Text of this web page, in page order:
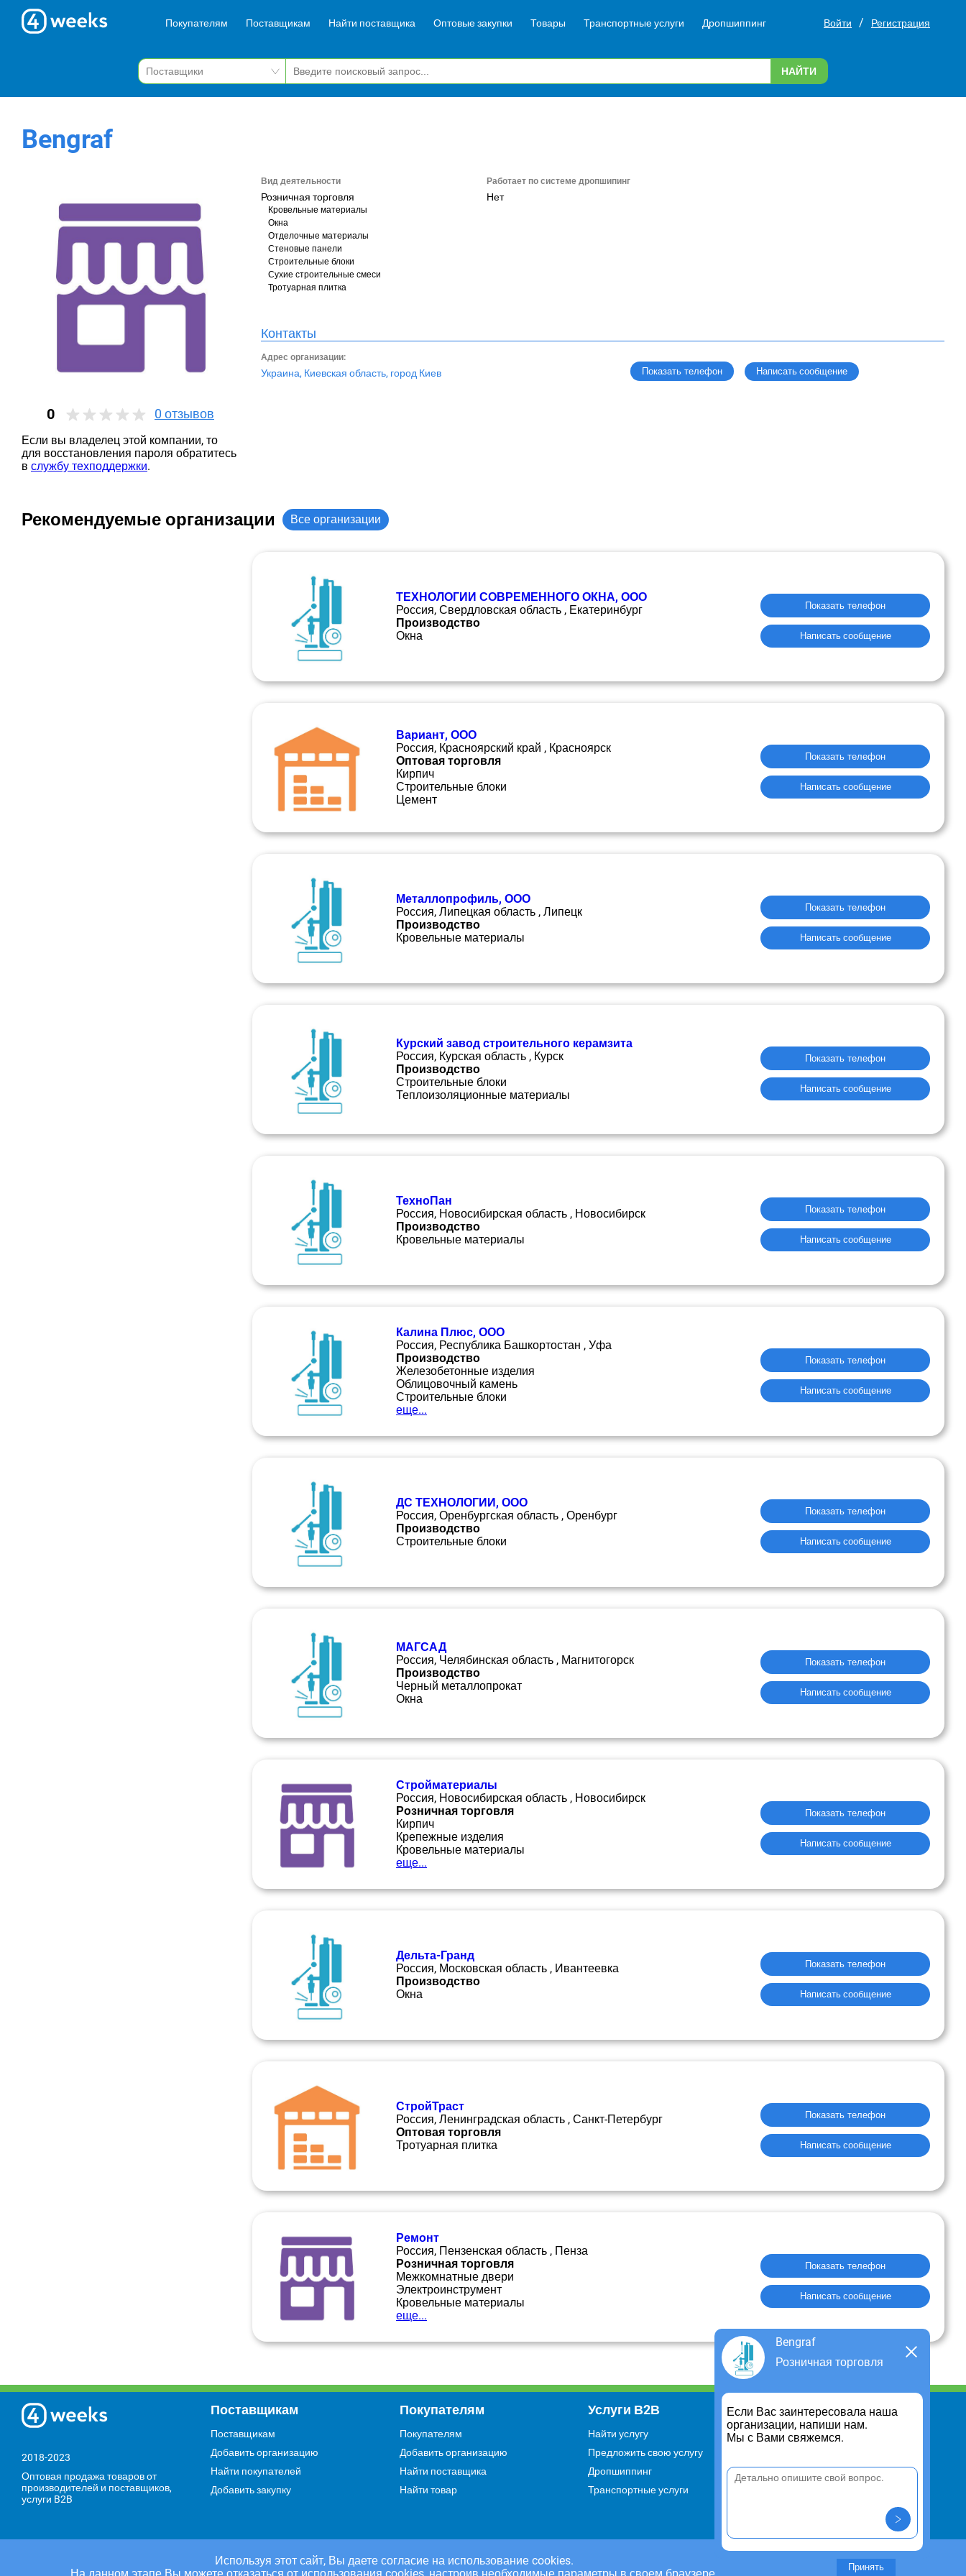
Покупателям Поставщикам Найти поставщика Оптовые закупки Товары Транспортные услуги Дропшиппинг Войти / Регистрация
НАЙТИ
Bengraf
0 0 отзывов
Если вы владелец этой компании, то
для восстановления пароля обратитесь
в службу техподдержки.
Вид деятельности
Розничная торговля
Кровельные материалы
Окна
Отделочные материалы
Стеновые панели
Строительные блоки
Сухие строительные смеси
Тротуарная плитка
Работает по системе дропшипинг
Нет
Контакты
Адрес организации:
Украина, Киевская область, город Киев Показать телефон Написать сообщение
Рекомендуемые организации Все организации
ТЕХНОЛОГИИ СОВРЕМЕННОГО ОКНА, ООО
Россия, Свердловская область , Екатеринбург
Производство
Окна
Показать телефон
Написать сообщение
Вариант, ООО
Россия, Красноярский край , Красноярск
Оптовая торговля
Кирпич
Строительные блоки
Цемент
Показать телефон
Написать сообщение
Металлопрофиль, ООО
Россия, Липецкая область , Липецк
Производство
Кровельные материалы
Показать телефон
Написать сообщение
Курский завод строительного керамзита
Россия, Курская область , Курск
Производство
Строительные блоки
Теплоизоляционные материалы
Показать телефон
Написать сообщение
ТехноПан
Россия, Новосибирская область , Новосибирск
Производство
Кровельные материалы
Показать телефон
Написать сообщение
Калина Плюс, ООО
Россия, Республика Башкортостан , Уфа
Производство
Железобетонные изделия
Облицовочный камень
Строительные блоки
еще...
Показать телефон
Написать сообщение
ДС ТЕХНОЛОГИИ, ООО
Россия, Оренбургская область , Оренбург
Производство
Строительные блоки
Показать телефон
Написать сообщение
МАГСАД
Россия, Челябинская область , Магнитогорск
Производство
Черный металлопрокат
Окна
Показать телефон
Написать сообщение
Стройматериалы
Россия, Новосибирская область , Новосибирск
Розничная торговля
Кирпич
Крепежные изделия
Кровельные материалы
еще...
Показать телефон
Написать сообщение
Дельта-Гранд
Россия, Московская область , Ивантеевка
Производство
Окна
Показать телефон
Написать сообщение
СтройТраст
Россия, Ленинградская область , Санкт-Петербург
Оптовая торговля
Тротуарная плитка
Показать телефон
Написать сообщение
Ремонт
Россия, Пензенская область , Пенза
Розничная торговля
Межкомнатные двери
Электроинструмент
Кровельные материалы
еще...
Показать телефон
Написать сообщение
Bengraf
Розничная торговля
Если Вас заинтересовала наша
организации, напиши нам.
Мы с Вами свяжемся.
Используя этот сайт, Вы даете согласие на использование cookies.
На данном этапе Вы можете отказаться от использования cookies, настроив необходимые параметры в своем браузере.
Принять
2018-2023
Оптовая продажа товаров от
производителей и поставщиков,
услуги B2B
Поставщикам
Поставщикам
Добавить организацию
Найти покупателей
Добавить закупку
Покупателям
Покупателям
Добавить организацию
Найти поставщика
Найти товар
Услуги В2В
Найти услугу
Предложить свою услугу
Дропшиппинг
Транспортные услуги
Информация
Для чего существует портал
Правило cookie
предложение